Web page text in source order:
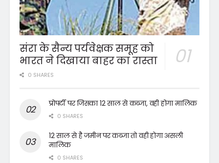
संरा के सैन्य पर्यवेक्षक समूह को
भारत ने दिखाया बाहर का रास्ता
0 SHARES
प्रोपर्टी पर जिसका 12 साल से कब्जा, वही होगा मालिक
0 SHARES
12 साल से है जमीन पर कब्जा तो वही होगा असली
मालिक
0 SHARES